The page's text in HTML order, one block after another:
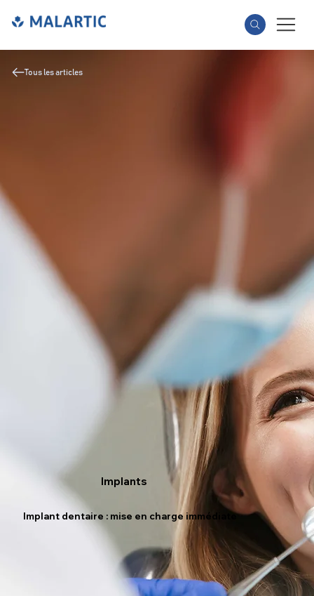
Implants
Implant dentaire : mise en charge immédiate
Tous les articles